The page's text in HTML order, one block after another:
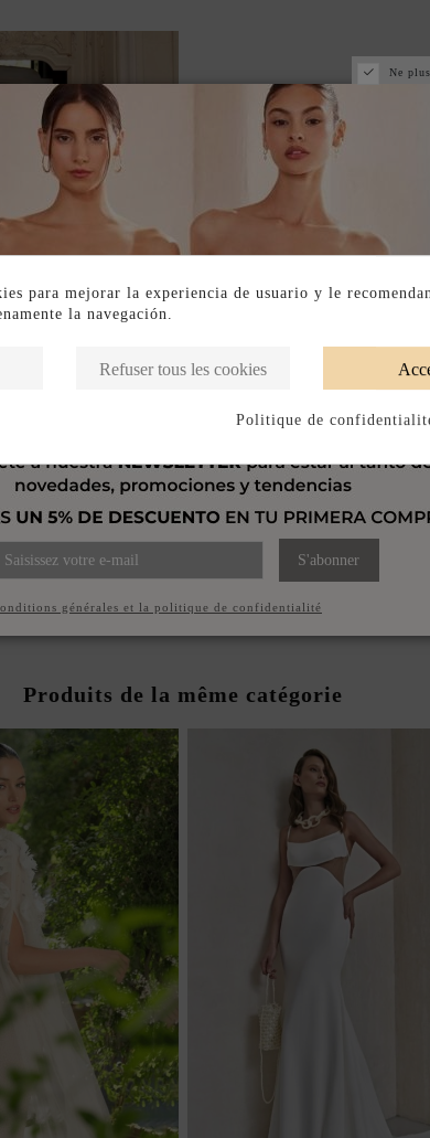
ENCOLURE
FENDUE SUR LE
€
Produits de la même catégorie
Ne
S'abonner
générales et la politique de confidentialité
para mejorar la experiencia de usuario y le
la navegación.
Refuser tous les cookies
Politique de